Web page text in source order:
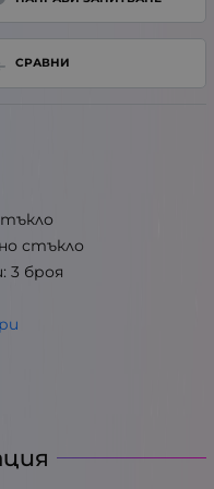
СРАВНИ
стъкло
3 броя